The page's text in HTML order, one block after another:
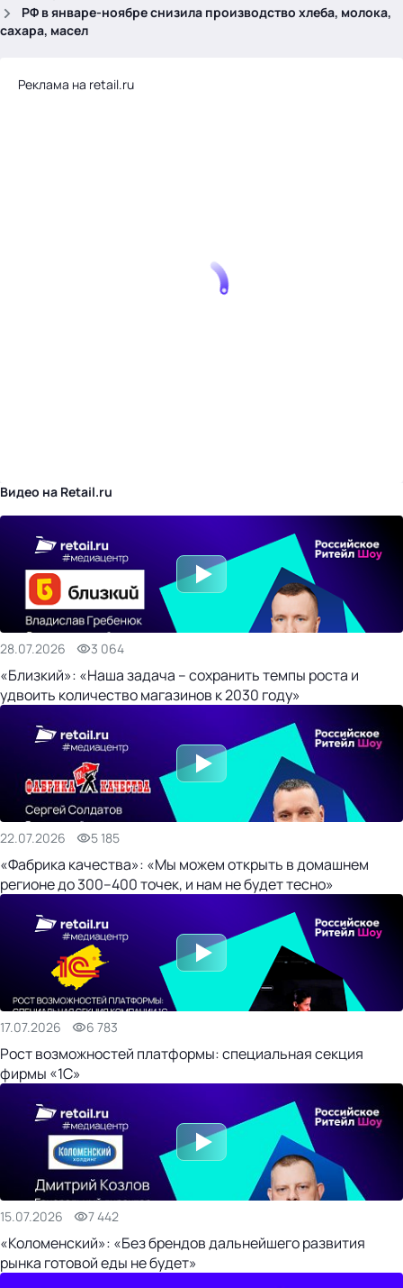
РФ в январе-ноябре снизила производство хлеба, молока,
сахара, масел
Реклама на retail.ru
Видео на Retail.ru
28.07.2026 3 064
«Близкий»: «Наша задача – сохранить темпы роста и
удвоить количество магазинов к 2030 году»
22.07.2026 5 185
«Фабрика качества»: «Мы можем открыть в домашнем
регионе до 300–400 точек, и нам не будет тесно»
17.07.2026 6 783
Рост возможностей платформы: специальная секция
фирмы «1С»
15.07.2026 7 442
«Коломенский»: «Без брендов дальнейшего развития
рынка готовой еды не будет»